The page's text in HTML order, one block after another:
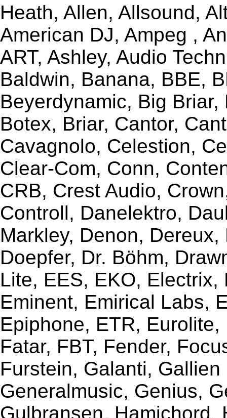
Heath, Allen, Allsound,
American DJ, Ampeg ,
ART, Ashley, Audio
Baldwin, Banana, BBE,
Beyerdynamic, Big
Botex, Briar, Cantor,
Cavagnolo, Celestion,
Clear-Com, Conn,
CRB, Crest Audio,
Controll, Danelektro,
Markley, Denon,
Doepfer, Dr. Böhm,
Lite, EES, EKO,
Eminent, Emirical Labs,
Epiphone, ETR,
Fatar, FBT, Fender,
Furstein, Galanti,
Generalmusic, Genius,
Gulbransen, Hamichord,